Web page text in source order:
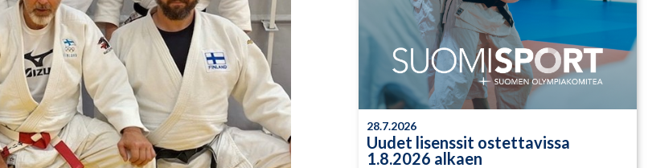
28.7.2026
Uudet lisenssit ostettavissa
1.8.2026 alkaen